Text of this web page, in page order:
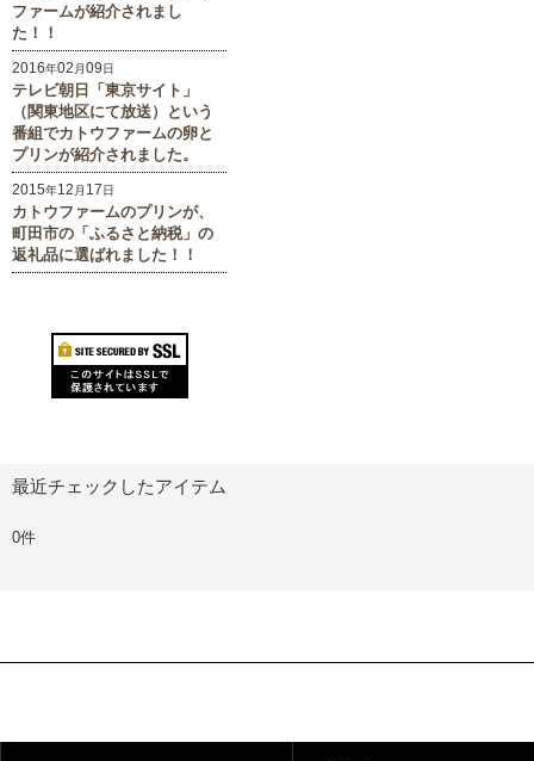
ファームが紹介されまし
た！！
2016年02 月09日
テレビ朝日「東京サイト」
（関東地区にて放送）という
番組でカトウファームの卵と
プリンが紹介されました。
2015年12 月 17日
カトウファームのプリンが、
町田市の「ふるさと納税」の
返礼品に選ばれました！！
最近チェックしたアイテム
0件